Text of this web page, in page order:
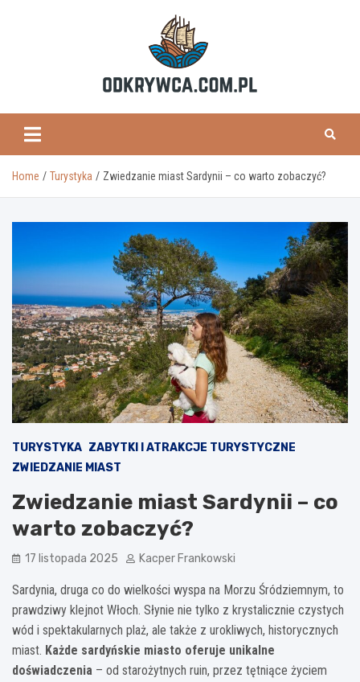
odkrywca.com.pl
Home Turystyka Zwiedzanie miast Sardynii – co warto zobaczyć?
TURYSTYKA ZABYTKI I ATRAKCJE TURYSTYCZNE
ZWIEDZANIE MIAST
Zwiedzanie miast Sardynii – co
warto zobaczyć?
17 listopada 2025 Kacper Frankowski
Sardynia, druga co do wielkości wyspa na Morzu Śródziemnym, to
prawdziwy klejnot Włoch. Słynie nie tylko z krystalicznie czystych
wód i spektakularnych plaż, ale także z urokliwych, historycznych
miast. Każde sardyńskie miasto oferuje unikalne
doświadczenia – od starożytnych ruin, przez tętniące życiem